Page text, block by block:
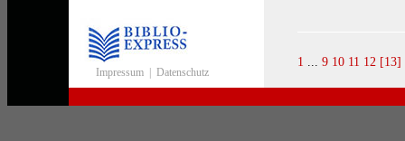
1 ... 9 10 11 12 [13]
Impressum Datenschutz